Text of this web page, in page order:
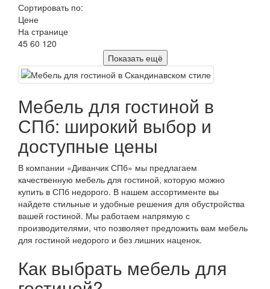
Сортировать по:
Цене
На странице
45 60 120
Показать ещё
Мебель для гостиной в
СПб: широкий выбор и
доступные цены
В компании «Диванчик СПб» мы предлагаем
качественную мебель для гостиной, которую можно
купить в СПб недорого. В нашем ассортименте вы
найдете стильные и удобные решения для обустройства
вашей гостиной. Мы работаем напрямую с
производителями, что позволяет предложить вам мебель
для гостиной недорого и без лишних наценок.
Как выбрать мебель для